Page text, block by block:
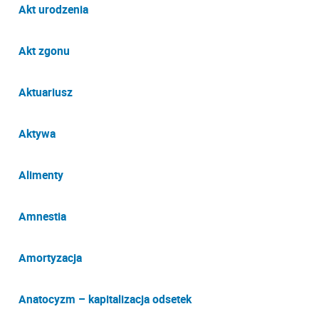
Akt urodzenia
Akt zgonu
Aktuariusz
Aktywa
Alimenty
Amnestia
Amortyzacja
Anatocyzm – kapitalizacja odsetek